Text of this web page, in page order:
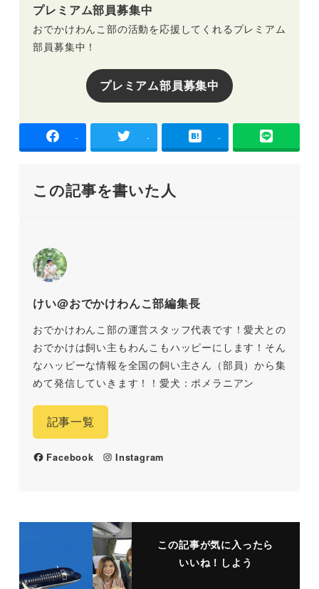
プレミアム部員募集中
おでかけわんこ部の活動を応援してくれるプレミアム
部員募集中！
プレミアム部員募集中
- - -
この記事を書いた人
けい@おでかけわんこ部編集長
おでかけわんこ部の運営スタッフ代表です！愛犬との
おでかけは飼い主もわんこもハッピーにします！そん
なハッピーな情報を全国の飼い主さん（部員）から集
めて発信していきます！！愛犬：ポメラニアン
記事一覧
Facebook Instagram
この記事が気に入ったら
いいね！しよう